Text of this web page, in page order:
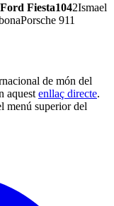
Ford Fiesta1042Ismael
911
de món del
aquest enllaç directe.
menú superior del